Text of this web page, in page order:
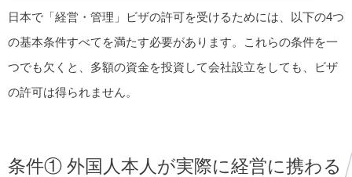
日本で「経営・管理」ビザの許可を受けるためには、以下の4つ
の基本条件すべてを満たす必要があります。これらの条件を一
つでも欠くと、多額の資金を投資して会社設立をしても、ビザ
の許可は得られません。
条件① 外国人本人が実際に経営に携わる